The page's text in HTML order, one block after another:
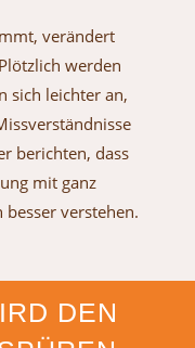
verändert
werden
sich leichter an,
berichten, dass
mit ganz
verstehen.
DEN